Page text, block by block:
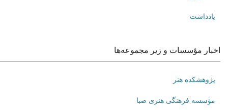
یادداشت
اخبار مؤسسات و زیر مجموعه‌ها
پژوهشکده هنر
مؤسسه فرهنگی هنری صبا